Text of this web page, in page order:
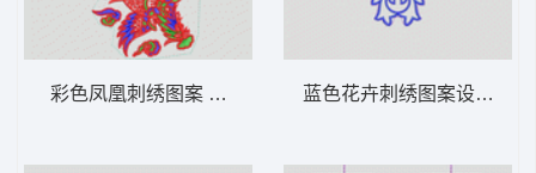
彩色凤凰刺绣图案 凤凰动物 蓝色花卉刺绣图案设计 简